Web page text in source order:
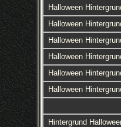
Halloween
Halloween
Halloween
Halloween
Halloween
Halloween
Hintergrund